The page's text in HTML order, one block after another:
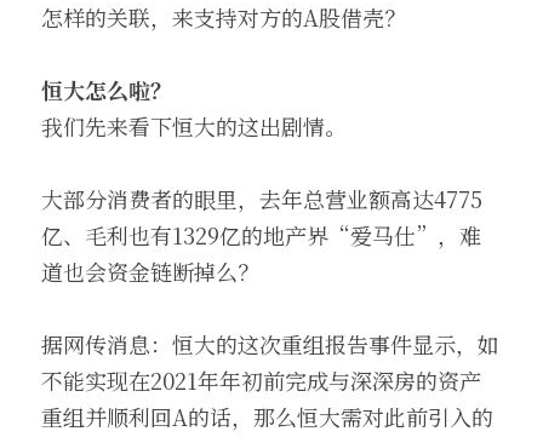
怎样的关联，来支持对方的A股借壳？
恒大怎么啦？
我们先来看下恒大的这出剧情。
大部分消费者的眼里，去年总营业额高达4775
亿、毛利也有1329亿的地产界“爱马仕”，难
道也会资金链断掉么？
据网传消息：恒大的这次重组报告事件显示，如
不能实现在2021年年初前完成与深深房的资产
重组并顺利回A的话，那么恒大需对此前引入的